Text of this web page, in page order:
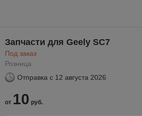
Запчасти для Geely SC7
Под заказ
Розница
Отправка с 12 августа 2026
от 10 руб.